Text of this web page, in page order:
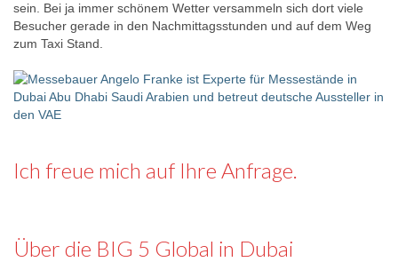
sein. Bei ja immer schönem Wetter versammeln sich dort viele
Besucher gerade in den Nachmittagsstunden und auf dem Weg
zum Taxi Stand.
Ich freue mich auf Ihre Anfrage.
Über die BIG 5 Global in Dubai